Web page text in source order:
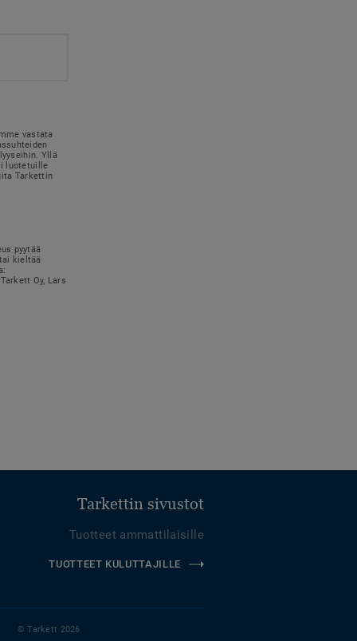
vastata
Yllä
luotetuille
Tarkettin
pyytää
kieltää
Oy, Lars
Tarkettin sivustot
Tuotteet ammattilaisille
TUOTTEET KULUTTAJILLE
© Tarkett 2026